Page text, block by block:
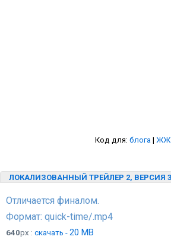
Код для: блога | ЖЖ
ЛОКАЛИЗОВАННЫЙ ТРЕЙЛЕР 2, ВЕРСИЯ 3
Отличается финалом.
Формат: quick-time/.mp4
640px : скачать - 20 MB